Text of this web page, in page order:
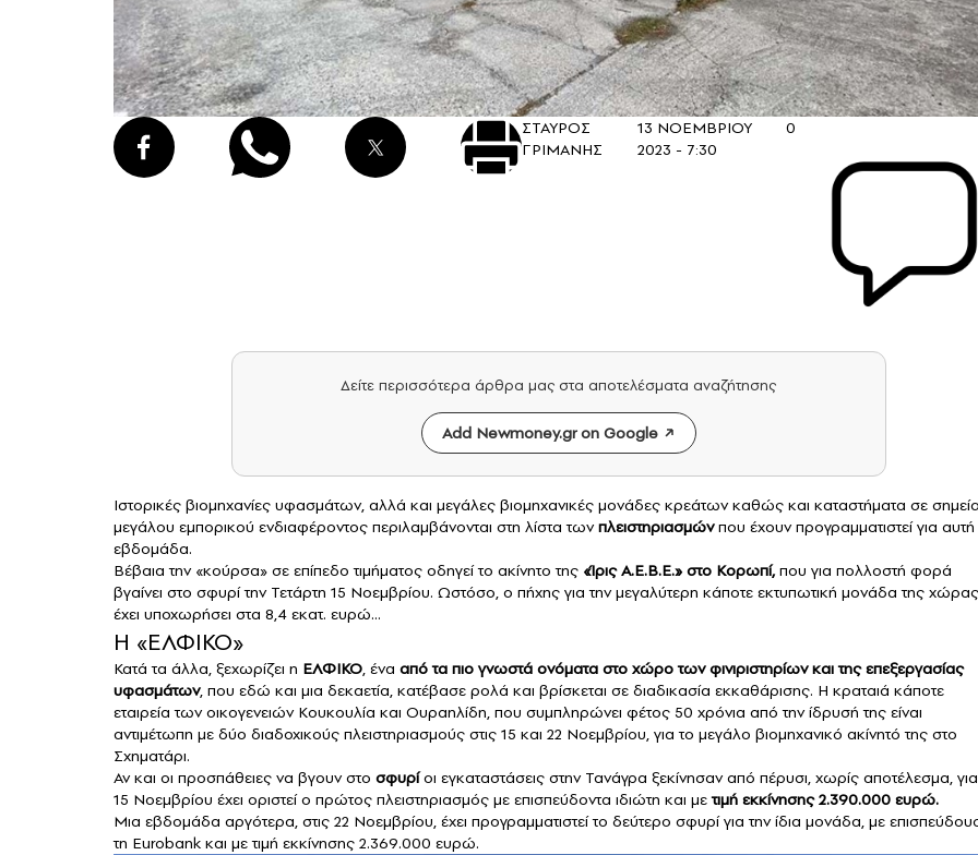
ΣΤΑΥΡΟΣ
ΓΡΙΜΑΝΗΣ
13 ΝΟΕΜΒΡΙΟΥ
2023 - 7:30
0
Δείτε περισσότερα άρθρα μας στα αποτελέσματα αναζήτησης
Add Newmoney.gr on Google
Ιστορικές βιομηχανίες υφασμάτων, αλλά και μεγάλες βιομηχανικές μονάδες κρεάτων καθώς και καταστήματα σε
μεγάλου εμπορικού ενδιαφέροντος περιλαμβάνονται στη λίστα τωνπλειστηριασμώνπου έχουν προγραμματιστεί για αυτή
εβδομάδα.
Βέβαια την «κούρσα» σε επίπεδο τιμήματος οδηγεί το ακίνητο της «Ίρις Α.Ε.Β.Ε.» στο Κορωπί,που για πολλοστή φορά
βγαίνει στο σφυρί την Τετάρτη 15 Νοεμβρίου. Ωστόσο, ο πήχης για την μεγαλύτερη κάποτε εκτυπωτική μονάδα της
έχει υποχωρήσει στα 8,4 εκατ. ευρώ…
Η «ΕΛΦΙΚΟ»
Κατά τα άλλα, ξεχωρίζει η ΕΛΦΙΚΟ, ένα από τα πιο γνωστά ονόματα στο χώρο των φινιριστηρίων και της επεξεργασίας
υφασμάτων, που εδώ και μια δεκαετία, κατέβασε ρολά και βρίσκεται σε διαδικασία εκκαθάρισης. Η κραταιά κάποτε
εταιρεία των οικογενειών Κουκουλία και Ουραηλίδη, που συμπληρώνει φέτος 50 χρόνια από την ίδρυσή της είναι
αντιμέτωπη με δύο διαδοχικούς πλειστηριασμούς στις 15 και 22 Νοεμβρίου, για το μεγάλο βιομηχανικό ακίνητό της στο
Σχηματάρι.
Αν και οι προσπάθειες να βγουν στο σφυρίοι εγκαταστάσεις στην Τανάγρα ξεκίνησαν από πέρυσι, χωρίς αποτέλεσμα, για
15 Νοεμβρίου έχει οριστεί ο πρώτος πλειστηριασμός με επισπεύδοντα ιδιώτη και μετιμή εκκίνησης 2.390.000 ευρώ.
Μια εβδομάδα αργότερα, στις 22 Νοεμβρίου, έχει προγραμματιστεί το δεύτερο σφυρί για την ίδια μονάδα, με
τη Eurobank και με τιμή εκκίνησης 2.369.000 ευρώ.